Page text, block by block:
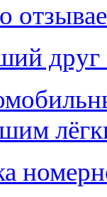
друг